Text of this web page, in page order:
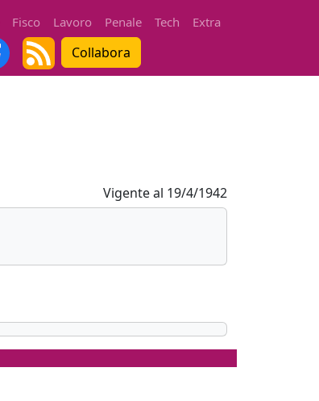
Fisco Lavoro Penale Tech
Extra
Collabora
Vigente al 19/4/1942